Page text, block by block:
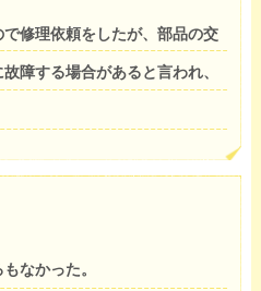
修理依頼をしたが、部品の交
障する場合があると言われ、
なかった。